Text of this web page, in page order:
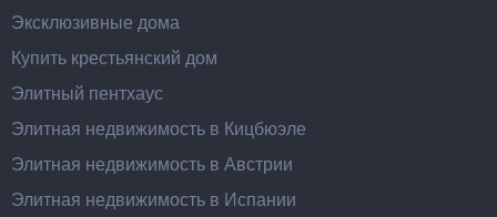
Эксклюзивные дома
Купить крестьянский дом
Элитный пентхаус
Элитная недвижимость в Кицбюэле
Элитная недвижимость в Австрии
Элитная недвижимость в Испании